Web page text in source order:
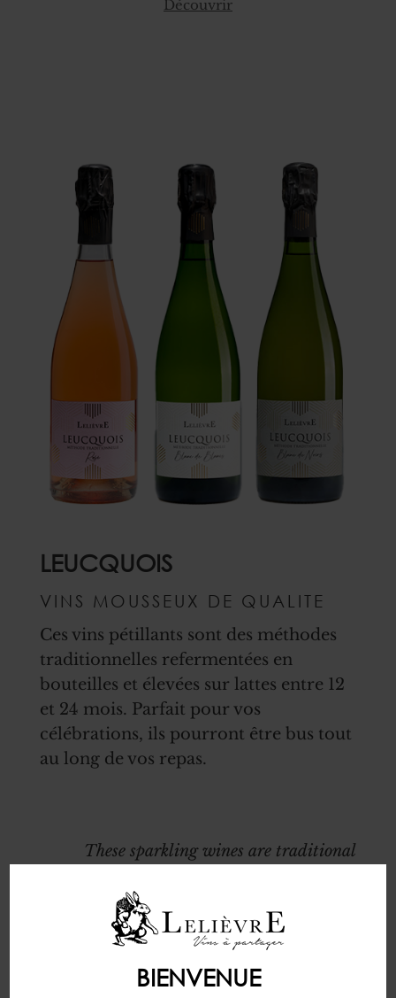
BIENVENUE
Découvrir
LEUCQUOIS
VINS MOUSSEUX DE QUALITE
Ces vins pétillants sont des méthodes
traditionnelles refermentées en
bouteilles et élevées sur lattes entre 12
et 24 mois. Parfait pour vos
célébrations, ils pourront être bus tout
au long de vos repas.
These sparkling wines are traditional
bottle. They are aged on yeast between 12
and 24 months. Perfect for your
celebrations, you will be able to serve them
all allong your meals.